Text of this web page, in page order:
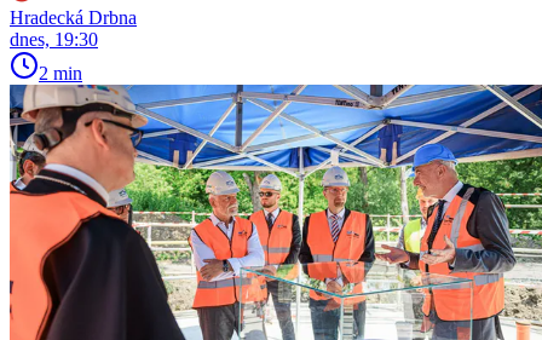
Hradecká Drbna
dnes, 19:30
2 min